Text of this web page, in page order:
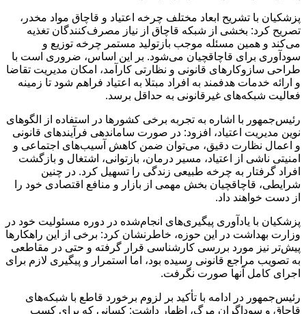
پزشکیان با تشریح ابعاد مختلف چرخه اعتیاد و قاچاق مواد مخدر،
تصریح کرد: بخشی از شبکه قاچاق از نیاز مصرف‌کنندگان تغذیه
می‌کند و همین مسئله موجب بازتولید مستمر چرخه توزیع و
سودآوری برای قاچاقچیان می‌شود. بر این اساس، ضروری است با
طراحی سازوکارهای قانونی و نظارتی کارآمد، امکان مدیریت تقاضا
و ارائه خدمات هدفمند به افراد مبتلا به اعتیاد فراهم شود تا زمینه
فعالیت شبکه‌های غیرقانونی به حداقل برسد.
رئیس‌جمهور با اشاره به تجربه برخی کشورها در استفاده از الگوهای
نوین مدیریت اعتیاد، افزود: در صورت ساماندهی فرآیندهای قانونی
و اعمال نظارت دقیق، می‌توان ضمن کاهش آسیب‌های اجتماعی و
امنیتی ناشی از اعتیاد، مسیر درمان، بازتوانی، اشتغال و بازگشت
افراد گرفتار به چرخه طبیعی زندگی را تسهیل کرد. در چنین
شرایطی، قاچاقچیان بخش مهمی از بازار و منافع اقتصادی خود را
از دست خواهند داد.
پزشکیان با یادآوری پیگیری‌های انجام‌شده در دوره مسئولیت خود در
وزارت بهداشت در این حوزه، خاطرنشان کرد: برخی از این راهکارها
پیش‌تر نیز مورد بررسی کارشناسی قرار گرفته و حتی در مقاطعی
به تصویب مراجع قانونی رسیده بود، اما استمرار و پیگیری لازم برای
اجرای کامل آنها صورت نگرفت.
رئیس‌جمهور در ادامه با تأکید بر لزوم برخورد قاطع با شبکه‌های
قاچاق و سوداگران مرگ، اظهار داشت: کسانی که برای کسب